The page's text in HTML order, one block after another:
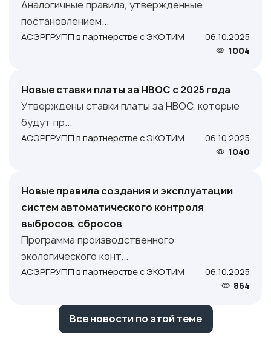
Аналогичные правила, утвержденные
постановлением...
АСЭРГРУПП в партнерстве с ЭКОТИМ
06.10.2025
1004
Новые ставки платы за НВОС с 2025 года
Утверждены ставки платы за НВОС, которые
будут пр...
АСЭРГРУПП в партнерстве с ЭКОТИМ
06.10.2025
1040
Новые правила создания и эксплуатации
систем автоматического контроля
выбросов, сбросов
Программа производственного
экологического конт...
АСЭРГРУПП в партнерстве с ЭКОТИМ
06.10.2025
864
Все новости по этой теме